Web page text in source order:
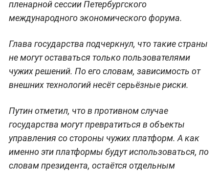
пленарной сессии Петербургского
международного экономического форума.
Глава государства подчеркнул, что такие страны
не могут оставаться только пользователями
чужих решений. По его словам, зависимость от
внешних технологий несёт серьёзные риски.
Путин отметил, что в противном случае
государства могут превратиться в объекты
управления со стороны чужих платформ. А как
именно эти платформы будут использоваться, по
словам президента, остаётся отдельным